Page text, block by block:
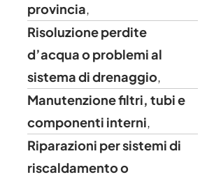
provincia,
Risoluzione perdite
d’acqua o problemi al
sistema di drenaggio,
Manutenzione filtri, tubi e
componenti interni,
Riparazioni per sistemi di
riscaldamento o